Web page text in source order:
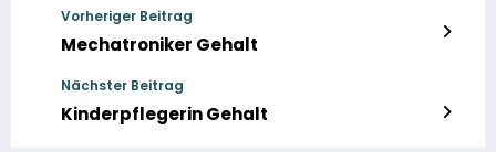
Vorheriger Beitrag
Mechatroniker Gehalt
Nächster Beitrag
Kinderpflegerin Gehalt